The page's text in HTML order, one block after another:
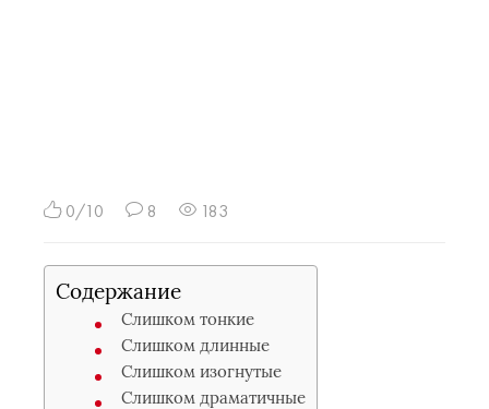
0/10 8 183
Содержание
Слишком тонкие
Слишком длинные
Слишком изогнутые
Слишком драматичные